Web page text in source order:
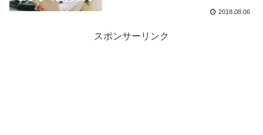
2018.08.06
スポンサーリンク